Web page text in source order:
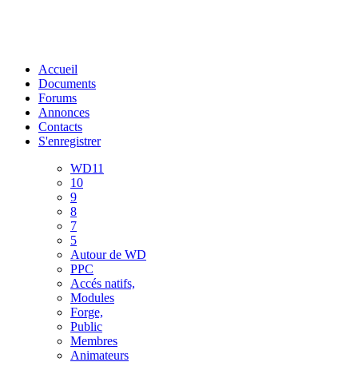
Accueil
Documents
Forums
Annonces
Contacts
S'enregistrer
WD11
10
9
8
7
5
Autour de WD
PPC
Accés natifs,
Modules
Forge,
Public
Membres
Animateurs